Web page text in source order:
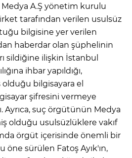
Medya A.Ş yönetim kurulu
tarafından verilen usulsüz
bilgisine yer verilen
haberdar olan şüphelinin
sildiğine ilişkin İstanbul
ihbar yapıldığı,
bilgisayara el
şifresini vermeye
Ayrıca, suç örgütünün Medya
olduğu usulsüzlüklere vakıf
örgüt içerisinde önemli bir
sürülen Fatoş Ayık'ın,